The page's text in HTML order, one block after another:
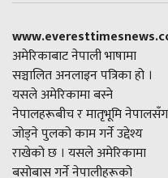
अमेरिकाबाट नेपाली भाषामा
सञ्चालित अनलाइन पत्रिका हो ।
यसले अमेरिकामा बस्ने
नेपालहरूबीच र मातृभूमि नेपालसँग
जोड्ने पुलको काम गर्ने उद्देश्य
राखेको छ । यसले अमेरिकामा
बसोबास गर्ने नेपालीहरूको